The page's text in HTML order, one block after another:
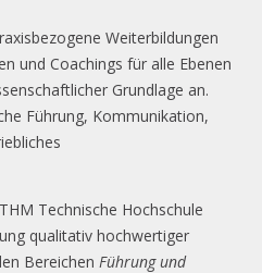
Weiterbildungen
und Coachings für alle Ebenen
Grundlage an.
Führung, Kommunikation,
Technische Hochschule
qualitativ hochwertiger
Bereichen Führung und